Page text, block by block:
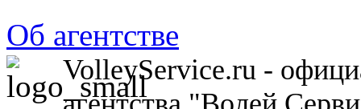
Об агентстве
VolleyService.ru -